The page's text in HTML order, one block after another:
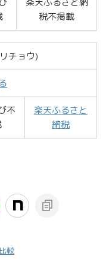
税不掲載
チョウ)
不
楽天ふるさと
納税
較